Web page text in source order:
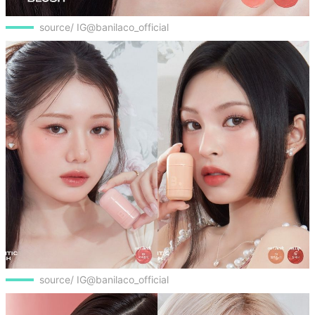
source/ IG@banilaco_official
source/ IG@banilaco_official